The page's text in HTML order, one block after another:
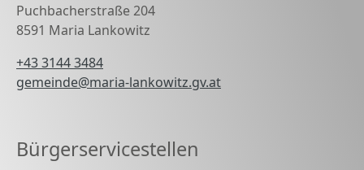
Puchbacherstraße 204
8591 Maria Lankowitz
+43 3144 3484
gemeinde@maria-lankowitz.gv.at
Bürgerservicestellen